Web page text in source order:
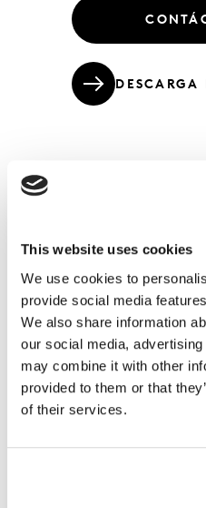
This website uses cookies
We use cookies to
provide social media
We also share information
our social media,
may combine it with other
provided to them or that
of their services.
DESCARGA
Datos interesantes
consumo de la
del brote
Los casos de COVID-19
En esta tercera edición
preocupaciones y
niveles de consumo de la
después del brote.
preocupación de las